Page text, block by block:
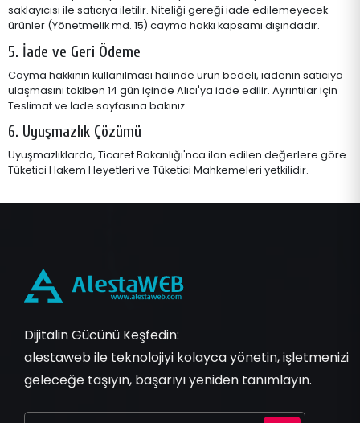
saklayıcısı ile satıcıya iletilir. Niteliği gereği iade edilemeyecek
ürünler (Yönetmelik md. 15) cayma hakkı kapsamı dışındadır.
5. İade ve Geri Ödeme
Cayma hakkının kullanılması halinde ürün bedeli, iadenin satıcıya
ulaşmasını takiben 14 gün içinde Alıcı'ya iade edilir. Ayrıntılar için
Teslimat ve İade sayfasına bakınız.
6. Uyuşmazlık Çözümü
Uyuşmazlıklarda, Ticaret Bakanlığı'nca ilan edilen değerlere göre
Tüketici Hakem Heyetleri ve Tüketici Mahkemeleri yetkilidir.
Dijitalin Gücünü Keşfedin:
alestaweb ile teknolojiyi kolayca yönetin, işletmenizi
geleceğe taşıyın, başarıyı yeniden tanımlayın.